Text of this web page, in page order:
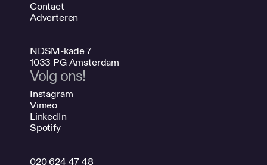
Contact
Adverteren
NDSM-kade 7
1033 PG Amsterdam
Volg ons!
Instagram
Vimeo
LinkedIn
Spotify
020 624 47 48